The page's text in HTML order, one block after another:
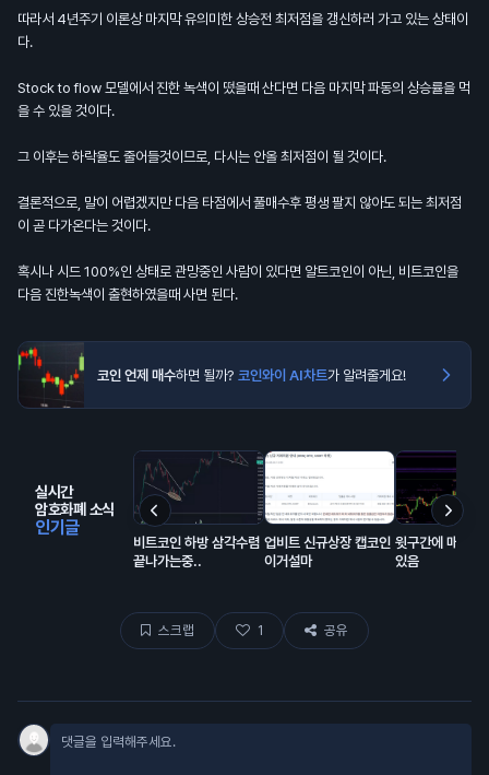
따라서 4년주기 이론상 마지막 유의미한 상승전 최저점을 갱신하러 가고 있는 상태이
다.
Stock to flow 모델에서 진한 녹색이 떴을때 산다면 다음 마지막 파동의 상승률을 먹
을 수 있을 것이다.
그 이후는 하락율도 줄어들것이므로, 다시는 안올 최저점이 될 것이다.
결론적으로, 말이 어렵겠지만 다음 타점에서 풀매수후 평생 팔지 않아도 되는 최저점
이 곧 다가온다는 것이다.
혹시나 시드 100%인 상태로 관망중인 사람이 있다면 알트코인이 아닌, 비트코인을
다음 진한녹색이 출현하였을때 사면 된다.
코인 언제 매수하면 될까? 코인와이 AI차트가 알려줄게요!
실시간
암호화폐 소식
인기글
비트코인 하방 삼각수렴
끝나가는중..
업비트 신규상장 캡코인
이거설마
윗구간에 매물
있음
스크랩 1 공유